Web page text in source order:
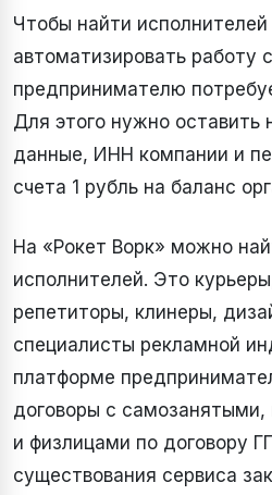
Чтобы найти исполнителей
автоматизировать работу
предпринимателю
Для этого нужно оставить
данные, ИНН компании и
счета 1 рубль на баланс
На «Рокет Ворк» можно
исполнителей. Это
репетиторы, клинеры,
специалисты рекламной
платформе
договоры с
и физлицами по договору
существования сервиса